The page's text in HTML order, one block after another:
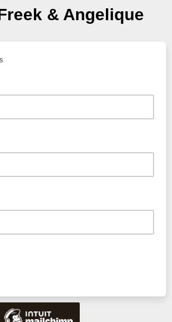
& Angelique